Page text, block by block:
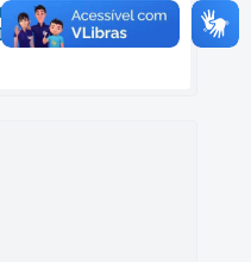
LEÃO” RECEBERAM
COM